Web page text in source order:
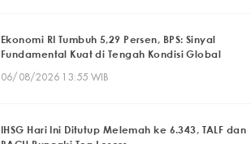
Ekonomi RI Tumbuh 5,29 Persen, BPS: Sinyal
Fundamental Kuat di Tengah Kondisi Global
06/08/2026 13:55 WIB
IHSG Hari Ini Ditutup Melemah ke 6.343, TALF dan